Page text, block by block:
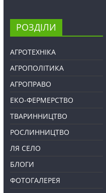
РОЗДІЛИ
АГРОТЕХНІКА
АГРОПОЛІТИКА
АГРОПРАВО
ЕКО-ФЕРМЕРСТВО
ТВАРИННИЦТВО
РОСЛИННИЦТВО
ЛЯ СЕЛО
БЛОГИ
ФОТОГАЛЕРЕЯ